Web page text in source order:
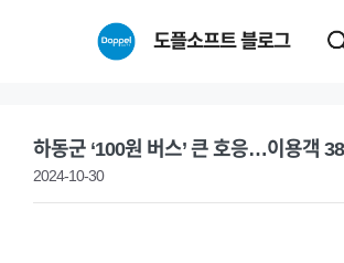
도플소프트 블로그
하동군 ‘100원 버스’ 큰 호응…이용객
2024-10-30